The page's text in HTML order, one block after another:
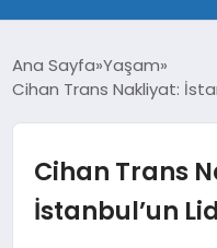
YAŞAM
MAGAZIN
Ana Sayfa Yaşam
Cihan Trans Nakliyat:
Cihan Trans
İstanbul’un